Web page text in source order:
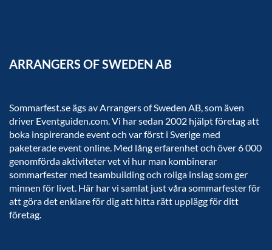
ARRANGERS OF SWEDEN AB
Sommarfest.se ägs av Arrangers of Sweden AB, som även
driver Eventguiden.com. Vi har sedan 2002 hjälpt företag att
boka inspirerande event och var först i Sverige med
paketerade event online. Med lång erfarenhet och över 6 000
genomförda aktiviteter vet vi hur man kombinerar
sommarfester med teambuilding och roliga inslag som ger
minnen för livet. Här har vi samlat just våra sommarfester för
att göra det enklare för dig att hitta rätt upplägg för ditt
företag.